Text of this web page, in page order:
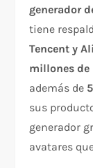
generador
tiene
Tencent y
millones de
además de
sus
generador
avatares